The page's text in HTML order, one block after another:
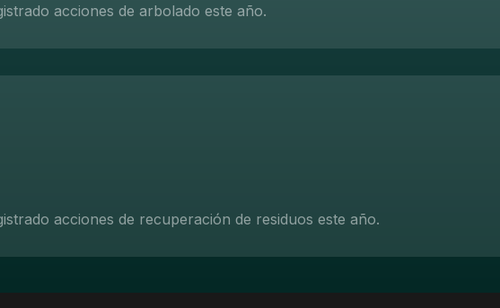
acciones de arbolado este año.
acciones de recuperación de residuos este año.